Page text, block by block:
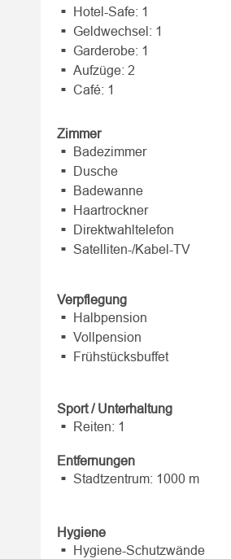
Hotel-Safe: 1
Geldwechsel: 1
Garderobe: 1
Aufzüge: 2
Café: 1
Zimmer
Badezimmer
Dusche
Badewanne
Haartrockner
Direktwahltelefon
Satelliten-/Kabel-TV
Verpflegung
Halbpension
Vollpension
Frühstücksbuffet
Sport / Unterhaltung
Reiten: 1
Entfernungen
Stadtzentrum: 1000 m
Hygiene
Hygiene-Schutzwände